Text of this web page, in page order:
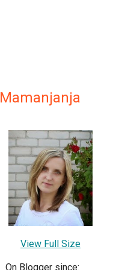
Mamanjanja
View Full Size
On Blogger since: